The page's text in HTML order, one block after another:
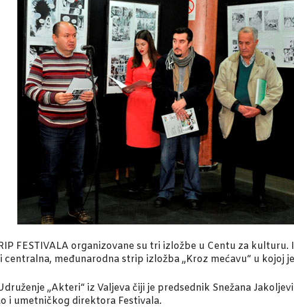
FESTIVALA organizovane su tri izložbe u Centu za
centralna, međunarodna strip izložba „Kroz mećavu“ u kojoj
„Akteri“ iz Valjeva čiji je predsednik Snežana
i umetničkog direktora Festivala.